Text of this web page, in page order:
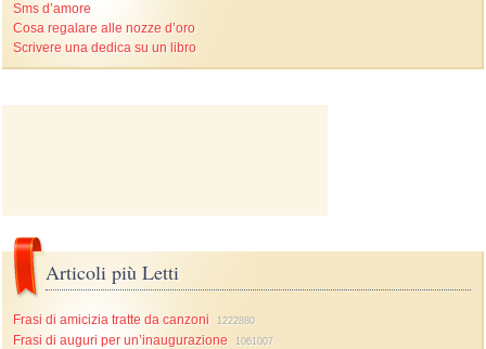
Sms d’amore
Cosa regalare alle nozze d’oro
Scrivere una dedica su un libro
Articoli più Letti
Frasi di amicizia tratte da canzoni 1222880
Frasi di auguri per un’inaugurazione 1061007